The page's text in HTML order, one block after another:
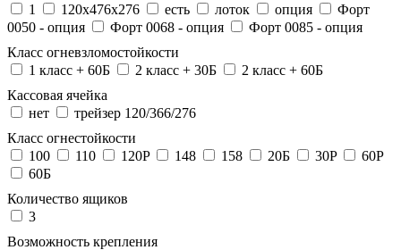
1
120х476х276 есть лоток опция
Форт
0050 - опция
Форт 0068 - опция
Форт 0085 - опция
Класс огневзломостойкости
1 класс + 60Б
2 класс + 30Б
2 класс + 60Б
Кассовая ячейка
нет
трейзер 120/366/276
Класс огнестойкости
100
110 120P 148 158 20Б 30P
60P
60Б
Количество ящиков
3
Возможность крепления